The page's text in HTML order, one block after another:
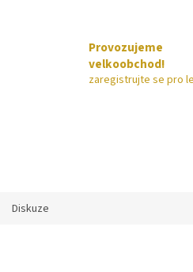
Provozujeme
velkoobchod!
zaregistrujte se pro
Diskuze